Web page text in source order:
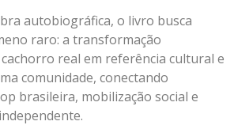
autobiográfica, o livro busca
raro: a transformação
real em referência cultural e
comunidade, conectando
brasileira, mobilização social e